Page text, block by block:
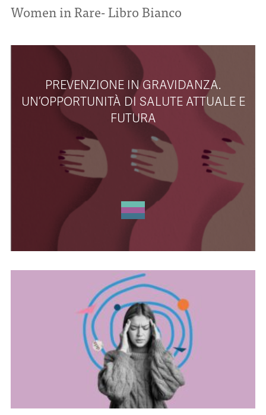
Women in Rare- Libro Bianco
PREVENZIONE IN GRAVIDANZA.
UN’OPPORTUNITÀ DI SALUTE ATTUALE E
FUTURA